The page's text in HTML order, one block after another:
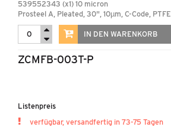
539552343 (x1) 10 micron
Prosteel A, Pleated, 30", 10µm, C-Code, PTFE
IN DEN WARENKORB
ZCMFB-003T-P
Listenpreis
verfügbar, versandfertig in 73-75 Tagen